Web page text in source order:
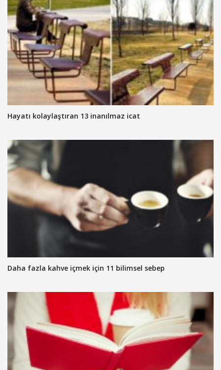
Hayatı kolaylaştıran 13 inanılmaz icat
Daha fazla kahve içmek için 11 bilimsel sebep